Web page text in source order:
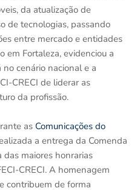
da atualização de
de tecnologias, passando
entre mercado e entidades
em Fortaleza, evidenciou a
cenário nacional e a
CRECI de liderar as
da profissão.
as Comunicações do
a entrega da Comenda
das maiores honrarias
CRECI. A homenagem
contribuem de forma